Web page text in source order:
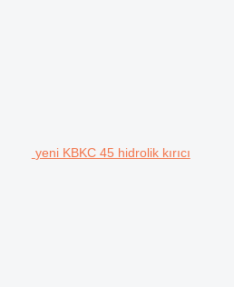
yeni KBKC 45 hidrolik kırıcı